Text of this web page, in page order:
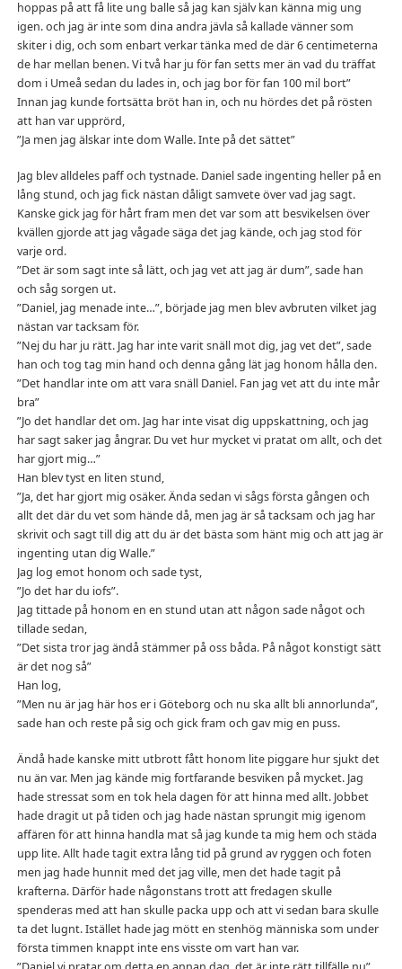
hoppas på att få lite ung balle så jag kan själv kan känna mig ung
igen. och jag är inte som dina andra jävla så kallade vänner som
skiter i dig, och som enbart verkar tänka med de där 6 centimeterna
de har mellan benen. Vi två har ju för fan setts mer än vad du träffat
dom i Umeå sedan du lades in, och jag bor för fan 100 mil bort”
Innan jag kunde fortsätta bröt han in, och nu hördes det på rösten
att han var upprörd,
”Ja men jag älskar inte dom Walle. Inte på det sättet”
Jag blev alldeles paff och tystnade. Daniel sade ingenting heller på en
lång stund, och jag fick nästan dåligt samvete över vad jag sagt.
Kanske gick jag för hårt fram men det var som att besvikelsen över
kvällen gjorde att jag vågade säga det jag kände, och jag stod för
varje ord.
”Det är som sagt inte så lätt, och jag vet att jag är dum”, sade han
och såg sorgen ut.
”Daniel, jag menade inte…”, började jag men blev avbruten vilket jag
nästan var tacksam för.
”Nej du har ju rätt. Jag har inte varit snäll mot dig, jag vet det”, sade
han och tog tag min hand och denna gång lät jag honom hålla den.
”Det handlar inte om att vara snäll Daniel. Fan jag vet att du inte mår
bra”
”Jo det handlar det om. Jag har inte visat dig uppskattning, och jag
har sagt saker jag ångrar. Du vet hur mycket vi pratat om allt, och det
har gjort mig…”
Han blev tyst en liten stund,
”Ja, det har gjort mig osäker. Ända sedan vi sågs första gången och
allt det där du vet som hände då, men jag är så tacksam och jag har
skrivit och sagt till dig att du är det bästa som hänt mig och att jag är
ingenting utan dig Walle.”
Jag log emot honom och sade tyst,
”Jo det har du iofs”.
Jag tittade på honom en en stund utan att någon sade något och
tillade sedan,
”Det sista tror jag ändå stämmer på oss båda. På något konstigt sätt
är det nog så”
Han log,
”Men nu är jag här hos er i Göteborg och nu ska allt bli annorlunda”,
sade han och reste på sig och gick fram och gav mig en puss.
Ändå hade kanske mitt utbrott fått honom lite piggare hur sjukt det
nu än var. Men jag kände mig fortfarande besviken på mycket. Jag
hade stressat som en tok hela dagen för att hinna med allt. Jobbet
hade dragit ut på tiden och jag hade nästan sprungit mig igenom
affären för att hinna handla mat så jag kunde ta mig hem och städa
upp lite. Allt hade tagit extra lång tid på grund av ryggen och foten
men jag hade hunnit med det jag ville, men det hade tagit på
krafterna. Därför hade någonstans trott att fredagen skulle
spenderas med att han skulle packa upp och att vi sedan bara skulle
ta det lugnt. Istället hade jag mött en stenhög människa som under
första timmen knappt inte ens visste om vart han var.